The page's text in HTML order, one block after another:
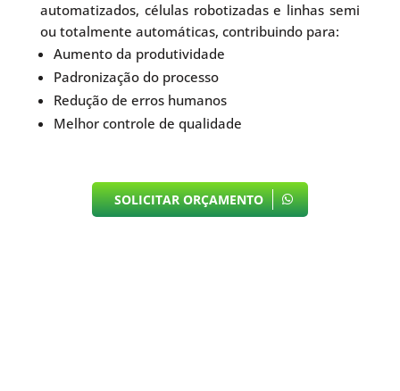
automatizados, células robotizadas e linhas semi
ou totalmente automáticas, contribuindo para:
Aumento da produtividade
Padronização do processo
Redução de erros humanos
Melhor controle de qualidade
SOLICITAR ORÇAMENTO